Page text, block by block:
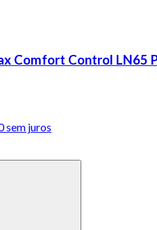
Comfort Control LN65
sem juros